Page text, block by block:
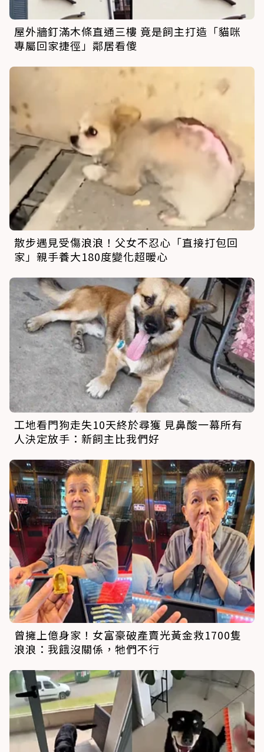
屋外牆釘滿木條直通三樓 竟是飼主打造「貓咪
專屬回家捷徑」鄰居看傻
散步遇見受傷浪浪！父女不忍心「直接打包回
家」親手養大180度變化超暖心
工地看門狗走失10天終於尋獲 見鼻酸一幕所有
人決定放手：新飼主比我們好
曾擁上億身家！女富豪破產賣光黃金救1700隻
浪浪：我餓沒關係，牠們不行